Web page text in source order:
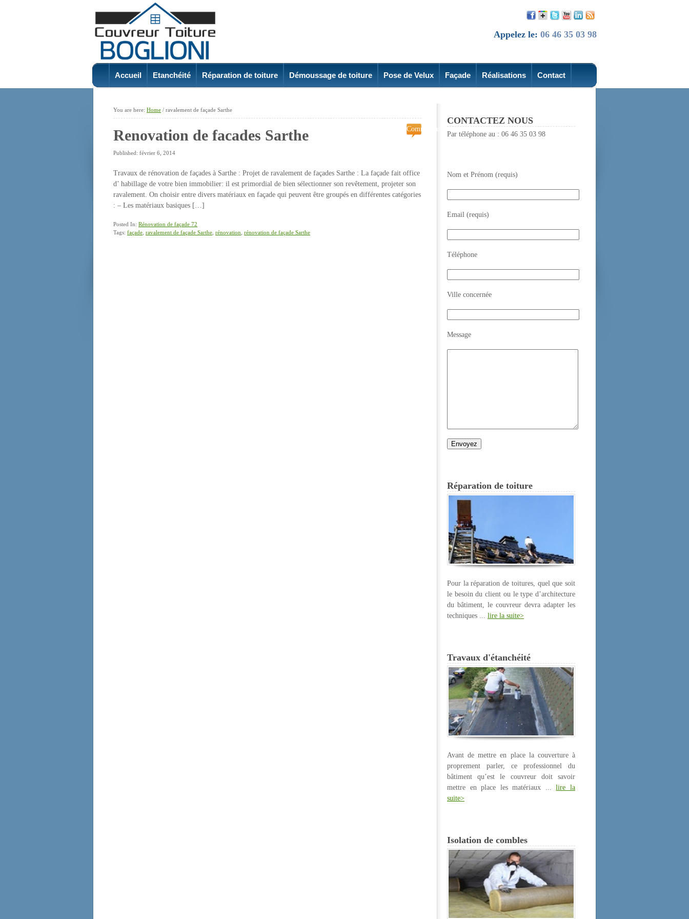
Appelez le: 06 46 35 03 98
Accueil Etanchéité Réparation de toiture Démoussage de toiture Pose de Velux Façade Réalisations Contact
You are here: Home / ravalement de façade Sarthe
Renovation de facades Sarthe
Commentaires
fermés
de
facades
Sarthe
Published: février 6, 2014
Travaux de rénovation de façades à Sarthe : Projet de ravalement de façades Sarthe : La façade fait office
d’ habillage de votre bien immobilier: il est primordial de bien sélectionner son revêtement, projeter son
ravalement. On choisir entre divers matériaux en façade qui peuvent être groupés en différentes catégories
: – Les matériaux basiques […]
Posted In: Rénovation de façade 72
Tags: façade ravalement de façade Sarthe rénovation rénovation de façade Sarthe
CONTACTEZ NOUS
Par téléphone au : 06 46 35 03 98
Nom et Prénom (requis)
Email (requis)
Téléphone
Ville concernée
Message
Réparation de toiture
Pour la réparation de toitures, quel que soit
le besoin du client ou le type d’architecture
du bâtiment, le couvreur devra adapter les
techniques ... lire la suite>
Travaux d'étanchéité
Avant de mettre en place la couverture à
proprement parler, ce professionnel du
bâtiment qu’est le couvreur doit savoir
mettre en place les matériaux ...lire la
suite>
Isolation de combles